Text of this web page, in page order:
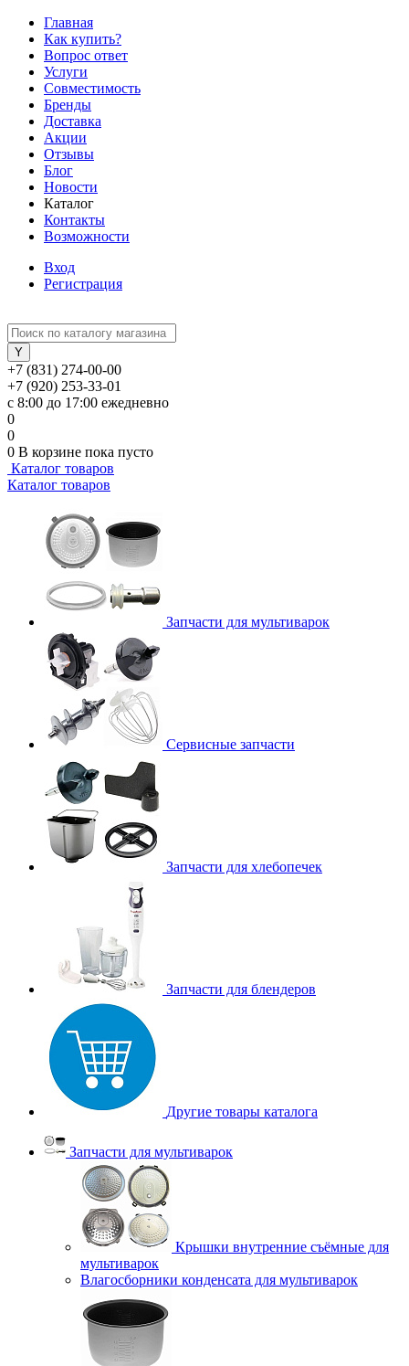
Главная
Как купить?
Вопрос ответ
Услуги
Совместимость
Бренды
Доставка
Акции
Отзывы
Блог
Новости
Каталог
Контакты
Возможности
Вход
Регистрация
+7 (831) 274-00-00
+7 (920) 253-33-01
с 8:00 до 17:00 ежедневно
0
0
0 В корзине пока пусто
Каталог товаров
Каталог товаров
Запчасти для мультиварок
Сервисные запчасти
Запчасти для хлебопечек
Запчасти для блендеров
Другие товары каталога
Запчасти для мультиварок
Крышки внутренние съёмные для
мультиварок
Влагосборники конденсата для мультиварок